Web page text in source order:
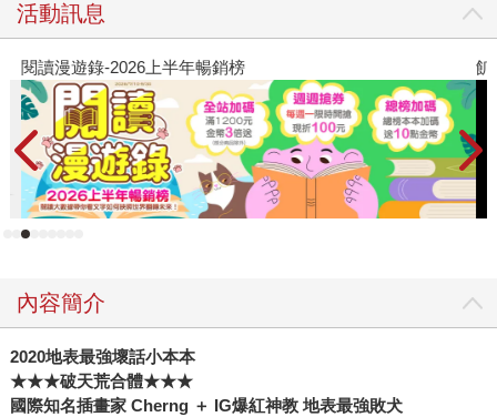
活動訊息
閱讀漫遊錄-2026上半年暢銷榜 飢
內容簡介
2020地表最強壞話小本本
★★★破天荒合體★★★
國際知名插畫家 Cherng ＋ IG爆紅神教 地表最強敗犬